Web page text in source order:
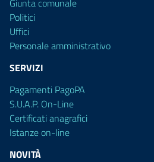
Giunta comunale
Politici
Uffici
Personale amministrativo
SERVIZI
Pagamenti PagoPA
S.U.A.P. On-Line
Certificati anagrafici
Istanze on-line
NOVITÀ